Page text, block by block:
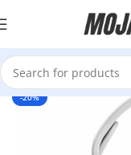
-20%